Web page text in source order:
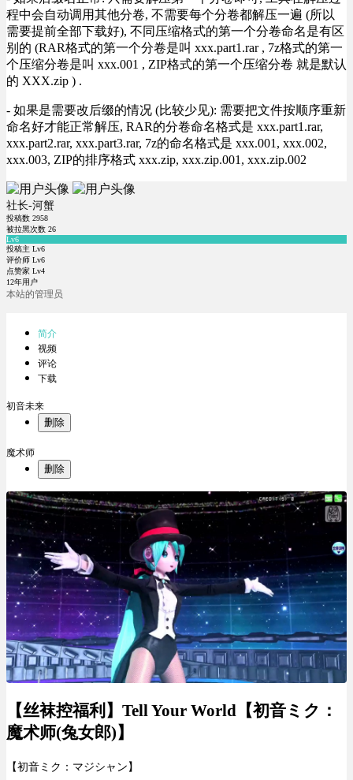
程中会自动调用其他分卷, 不需要每个分卷都解压一遍 (所以
需要提前全部下载好), 不同压缩格式的第一个分卷命名是有区
别的 (RAR格式的第一个分卷是叫 xxx.part1.rar , 7z格式的第一
个压缩分卷是叫 xxx.001 , ZIP格式的第一个压缩分卷 就是默认
的 XXX.zip ) .
- 如果是需要改后缀的情况 (比较少见): 需要把文件按顺序重新
命名好才能正常解压, RAR的分卷命名格式是 xxx.part1.rar,
xxx.part2.rar, xxx.part3.rar, 7z的命名格式是 xxx.001, xxx.002,
xxx.003, ZIP的排序格式 xxx.zip, xxx.zip.001, xxx.zip.002
社长-河蟹
投稿数 2958
被拉黑次数 26
Lv6
投稿主 Lv6
评价师 Lv6
点赞家 Lv4
12年用户
本站的管理员
简介
视频
评论
下载
初音未来
删除
魔术师
删除
【丝袜控福利】Tell Your World【初音ミク：
魔术师(兔女郎)】
【初音ミク：マジシャン】